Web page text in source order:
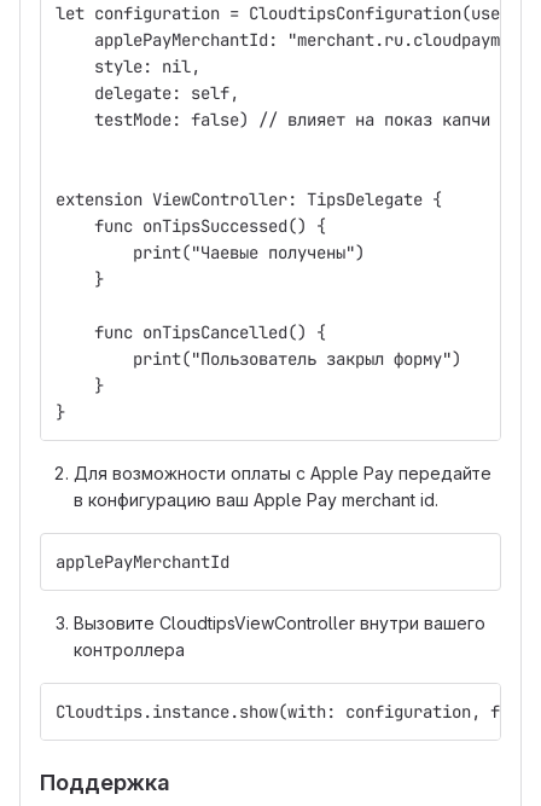
let configuration = CloudtipsConfiguration(user:
applePayMerchantId:
    style: nil,
    delegate: self,
testMode: false) // влияет на показ капчи
extension ViewController: TipsDelegate {
    func onTipsSuccessed() {
        print("Чаевые получены")
    }
    func onTipsCancelled() {
        print("Пользователь закрыл форму")
    }
}
Для возможности оплаты с Apple Pay передайте
в конфигурацию ваш Apple Pay merchant id.
applePayMerchantId
Вызовите CloudtipsViewController внутри вашего
контроллера
Cloudtips.instance.show(with: configuration,
Поддержка